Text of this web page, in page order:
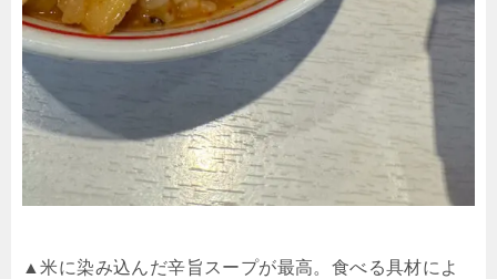
▲米に染み込んだ辛旨スープが最高。食べる具材によ